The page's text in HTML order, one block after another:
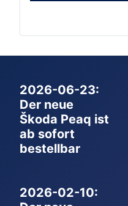
2026-06-23:
Der neue
Škoda Peaq ist
ab sofort
bestellbar
2026-02-10: